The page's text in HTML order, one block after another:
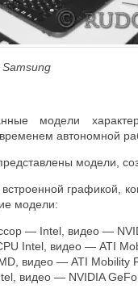
модели
автономной
модели,
графикой,
модели:
— Intel, видео —
Intel, видео — ATI
видео — ATI Mobility
видео — NVIDIA